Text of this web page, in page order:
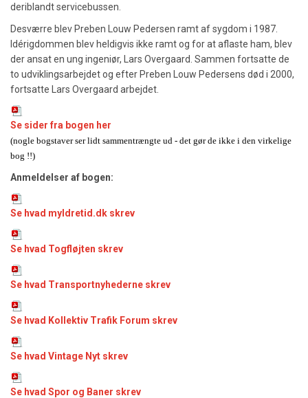
deriblandt servicebussen.
Desværre blev Preben Louw Pedersen ramt af sygdom i 1987.
Idérigdommen blev heldigvis ikke ramt og for at aflaste ham, blev
der ansat en ung ingeniør, Lars Overgaard. Sammen fortsatte de
to udviklingsarbejdet og efter Preben Louw Pedersens død i 2000,
fortsatte Lars Overgaard arbejdet.
Se sider fra bogen her
(nogle bogstaver ser lidt sammentrængte ud - det gør de ikke i den virkelige
bog !!)
Anmeldelser af bogen:
Se hvad myldretid.dk skrev
Se hvad Togfløjten skrev
Se hvad Transportnyhederne skrev
Se hvad Kollektiv Trafik Forum skrev
Se hvad Vintage Nyt skrev
Se hvad Spor og Baner skrev